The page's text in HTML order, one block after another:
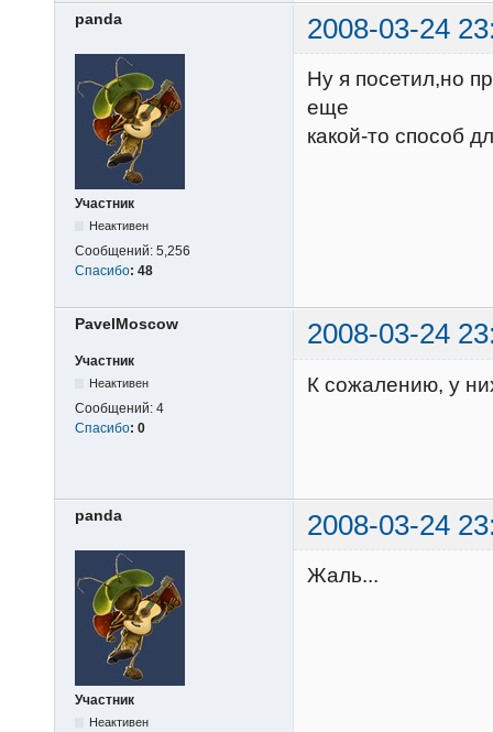
panda 2008-03-24
Участник
Неактивен
Сообщений: 5,256
Спасибо: 48
Ну я посетил,но
еще
какой-то способ
PavelMoscow 2008-03-24
Участник
Неактивен
Сообщений: 4
Спасибо: 0
К сожалению, у
panda 2008-03-24
Участник
Неактивен
Жаль...